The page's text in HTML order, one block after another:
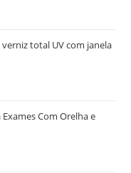
total UV com janela
Com Orelha e